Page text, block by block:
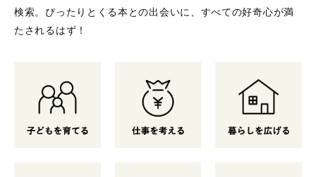
検索。 ぴったりとくる本との出会いに、すべての好奇心が満
たされるはず！